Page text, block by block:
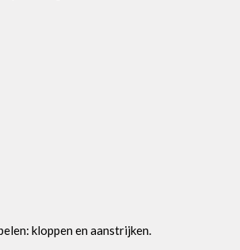
kloppen en aanstrijken.